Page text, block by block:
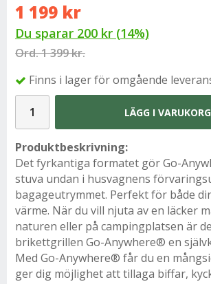
1 199 kr
Du sparar 200 kr (14%)
Ord.1 399 kr.
Finns i lager för omgående
LÄGG I
Produktbeskrivning:
Det fyrkantiga formatet gör Go-
stuva undan i husvagnens
bagageutrymmet. Perfekt för både
värme. När du vill njuta av en läcker
naturen eller på campingplatsen är
brikettgrillen Go-Anywhere® en
Med Go-Anywhere® får du en
ger dig möjlighet att tillaga biffar,